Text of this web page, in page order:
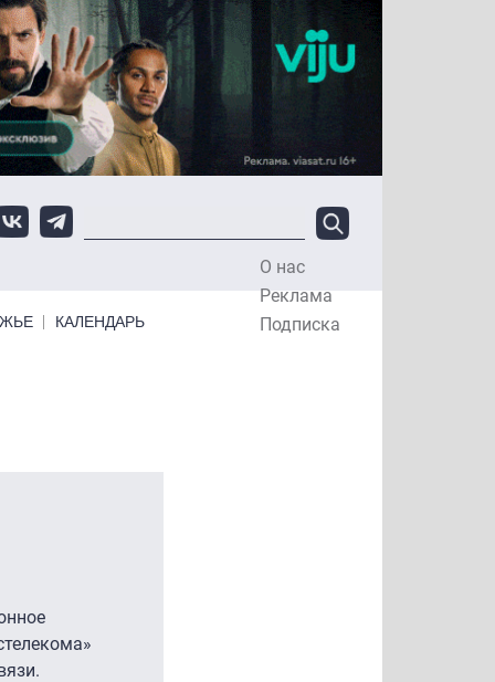
О нас
Реклама
Подписка
КАЛЕНДАРЬ